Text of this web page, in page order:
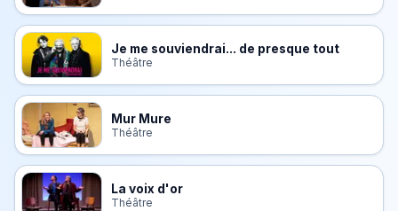
Je me souviendrai... de presque tout
Théâtre
Mur Mure
Théâtre
La voix d'or
Théâtre